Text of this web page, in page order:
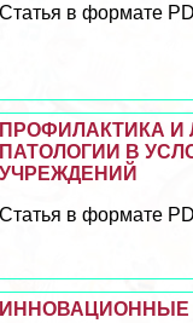
Статья в формате
ПРОФИЛАКТИКА И
ПАТОЛОГИИ В
УЧРЕЖДЕНИЙ
Статья в формате
ИННОВАЦИОННЫЕ